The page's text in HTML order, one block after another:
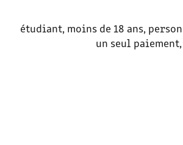
étudiant, moins de 18 ans,
un seul